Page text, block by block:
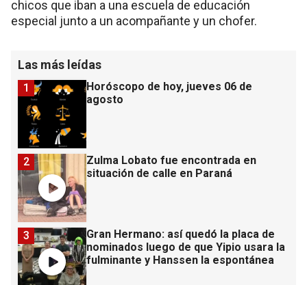
chicos que iban a una escuela de educación
especial junto a un acompañante y un chofer.
Las más leídas
Horóscopo de hoy, jueves 06 de
agosto
1
Zulma Lobato fue encontrada en
situación de calle en Paraná
2
Gran Hermano: así quedó la placa de
nominados luego de que Yipio usara la
fulminante y Hanssen la espontánea
3